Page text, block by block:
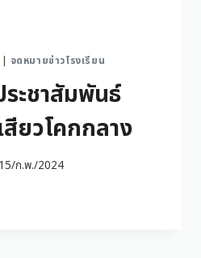
จดหมายข่าวโรงเรียน
ะชาสัมพันธ์
สียวโคกกลาง
15/ก.พ./2024